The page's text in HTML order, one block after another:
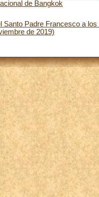
de Bangkok
Santo Padre Francesco a
de 2019)